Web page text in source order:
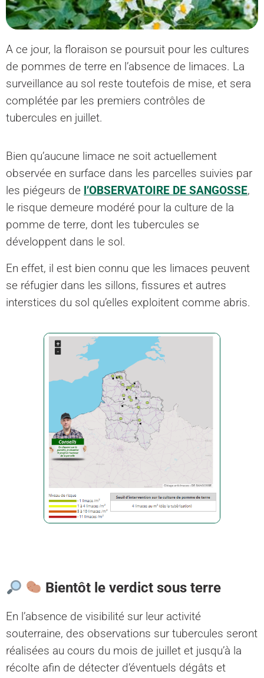
A ce jour, la floraison se poursuit pour les cultures
de pommes de terre en l’absence de limaces. La
surveillance au sol reste toutefois de mise, et sera
complétée par les premiers contrôles de
tubercules en juillet.
Bien qu’aucune limace ne soit actuellement
observée en surface dans les parcelles suivies par
les piégeurs de l’OBSERVATOIRE DE SANGOSSE,
le risque demeure modéré pour la culture de la
pomme de terre, dont les tubercules se
développent dans le sol.
En effet, il est bien connu que les limaces peuvent
se réfugier dans les sillons, fissures et autres
interstices du sol qu’elles exploitent comme abris.
Bientôt le verdict sous terre
En l’absence de visibilité sur leur activité
souterraine, des observations sur tubercules seront
réalisées au cours du mois de juillet et jusqu’à la
récolte afin de détecter d’éventuels dégâts et